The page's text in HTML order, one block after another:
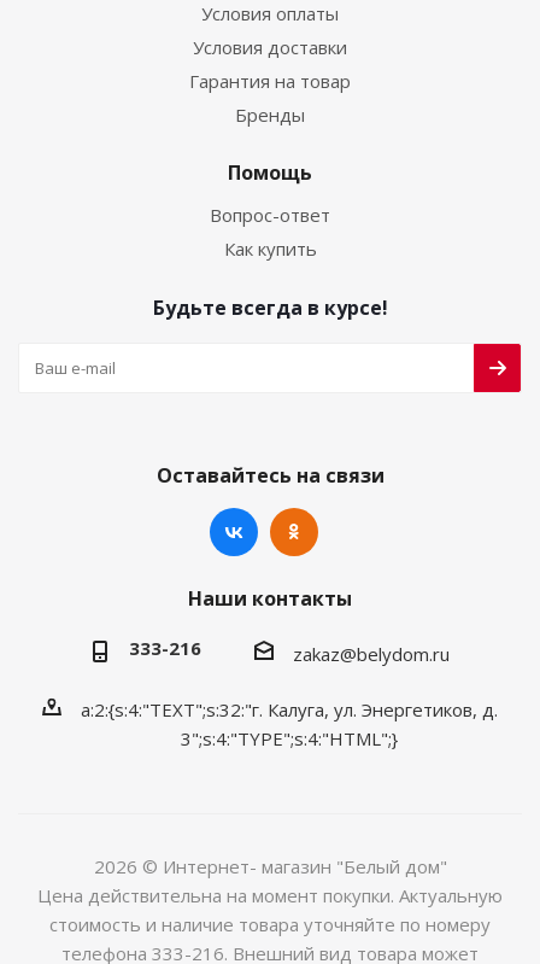
Условия оплаты
Условия доставки
Гарантия на товар
Бренды
Помощь
Вопрос-ответ
Как купить
Будьте всегда в курсе!
Оставайтесь на связи
Наши контакты
333-216 zakaz@belydom.ru
a:2:{s:4:"TEXT";s:32:"г. Калуга, ул. Энергетиков, д.
3";s:4:"TYPE";s:4:"HTML";}
2026 © Интернет- магазин "Белый дом"
Цена действительна на момент покупки. Актуальную
стоимость и наличие товара уточняйте по номеру
телефона 333-216. Внешний вид товара может